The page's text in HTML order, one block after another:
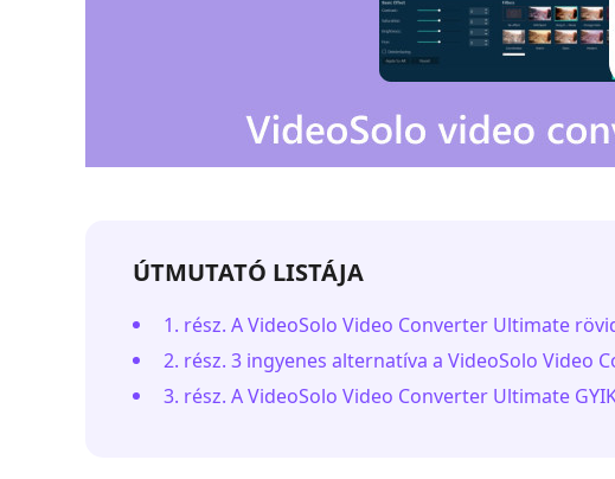
ÚTMUTATÓ LISTÁJA
1. rész. A VideoSolo Video Converter Ultimate
2. rész. 3 ingyenes alternatíva a VideoSolo Video
3. rész. A VideoSolo Video Converter Ultimate